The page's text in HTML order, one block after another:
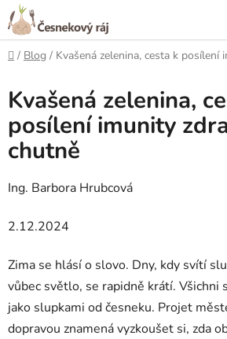
Přejít
na
obsah
Domů
/ Blog / Kvašená zelenina, cesta k posílení
Kvašená zelenina,
posílení imunity
chutně
Ing. Barbora Hrubcová
2.12.2024
Zima se hlásí o slovo. Dny, kdy svítí
vůbec světlo, se rapidně krátí. Všichni
jako slupkami od česneku. Projet
dopravou znamená vyzkoušet si, zda